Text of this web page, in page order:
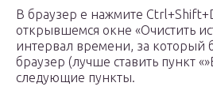
В браузер е нажмите
открывшемся окне «Очистить
интервал времени, за который
браузер (лучше ставить пункт
следующие пункты.